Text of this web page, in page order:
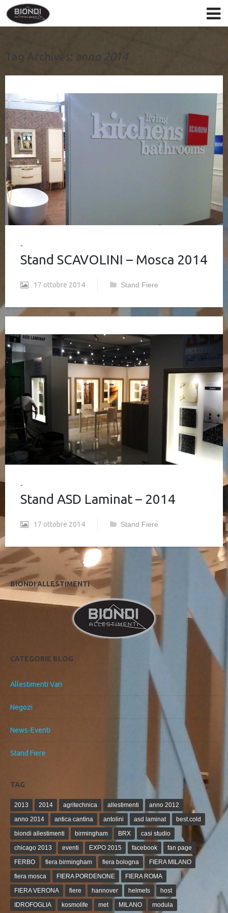
Tag Archives: anno 2014
Stand SCAVOLINI – Mosca 2014
17 ottobre 2014 Stand Fiere
Stand ASD Laminat – 2014
17 ottobre 2014 Stand Fiere
BIONDI ALLESTIMENTI
CATEGORIE BLOG
Allestimenti Vari
Negozi
News-Eventi
Stand Fiere
TAG
2013 2014 agritechnica allestimenti
anno 2012
anno 2014
antica cantina antolini asd laminat
best.cold
biondi allestimenti
birmingham BRX
casi studio
chicago 2013
eventi EXPO 2015 facebook
fan page
FERBO
fiera birmingham fiera bologna
FIERA MILANO
fiera mosca
FIERA PORDENONE
FIERA ROMA
FIERA VERONA
fiere hannover helmets
host
IDROFOGLIA
kosmolife met MILANO modula